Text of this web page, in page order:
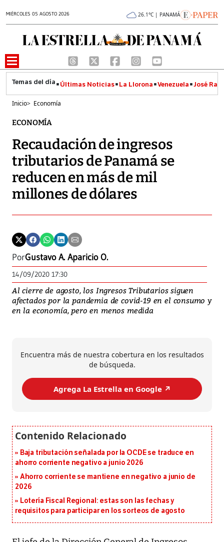
MIÉRCOLES 05 AGOSTO 2026 26.1°C | PANAMÁ
Últimas Noticias La Llorona Venezuela José
Inicio> Economía
ECONOMÍA
Recaudación de ingresos
tributarios de Panamá se
reducen en más de mil
millones de dólares
PorGustavo A. Aparicio O.
14/09/2020 17:30
Al cierre de agosto, los Ingresos Tributarios siguen
afectados por la pandemia de covid-19 en el consumo y
en la economía, pero en menos medida
Encuentra más de nuestra cobertura en los resultados
de búsqueda.
Agrega La Estrella en Google ↗️
Baja tributación señalada por la OCDE se traduce en
ahorro corriente negativo a junio 2026
Ahorro corriente se mantiene en negativo a junio de
2026
Lotería Fiscal Regional: estas son las fechas y
requisitos para participar en los sorteos de agosto